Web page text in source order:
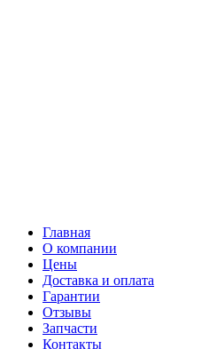
Главная
О компании
Цены
Доставка и оплата
Гарантии
Отзывы
Запчасти
Контакты